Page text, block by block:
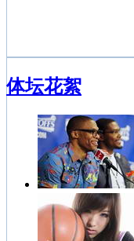
体坛花絮